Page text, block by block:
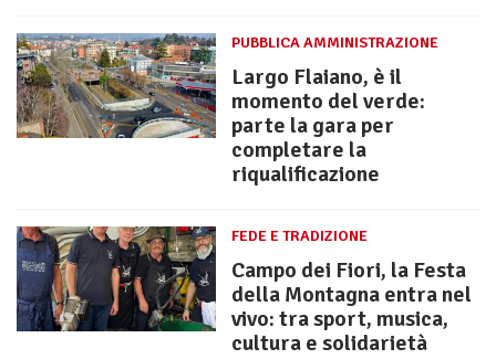
PUBBLICA AMMINISTRAZIONE
Largo Flaiano, è il
momento del verde:
parte la gara per
completare la
riqualificazione
FEDE E TRADIZIONE
Campo dei Fiori, la Festa
della Montagna entra nel
vivo: tra sport, musica,
cultura e solidarietà